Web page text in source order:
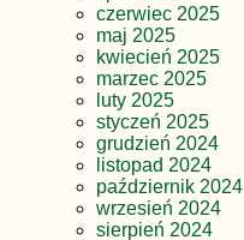
czerwiec 2025
maj 2025
kwiecień 2025
marzec 2025
luty 2025
styczeń 2025
grudzień 2024
listopad 2024
październik 2024
wrzesień 2024
sierpień 2024